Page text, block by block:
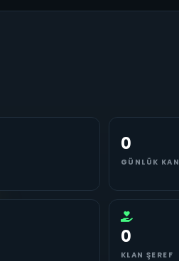
0
GÜNLÜK KAN
0
KLAN ŞEREF